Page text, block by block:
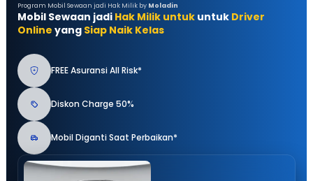
Program Mobil Sewaan jadi Hak Milik by Moladin
Mobil Sewaan jadi Hak Milik untuk untuk Driver
Online yang Siap Naik Kelas
FREE Asuransi All Risk*
Diskon Charge 50%
Mobil Diganti Saat Perbaikan*